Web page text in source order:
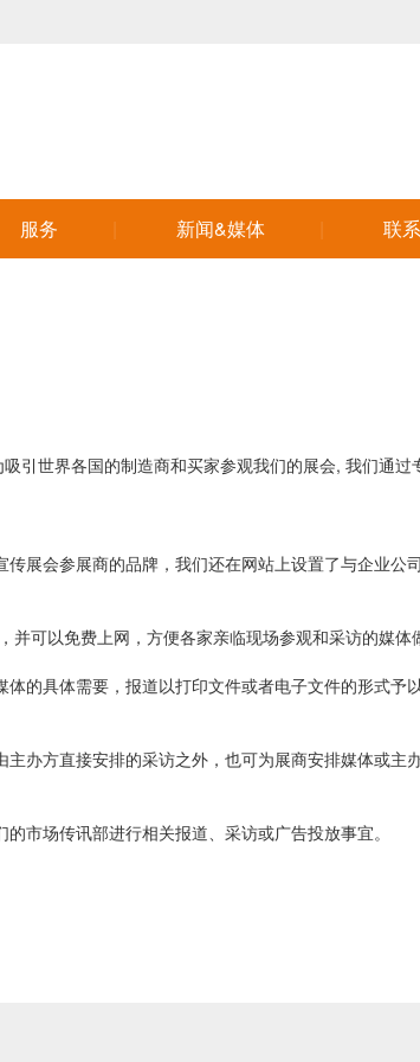
服务 新闻&媒体 联
引世界各国的制造商和买家参观我们的展会, 我们通
展会参展商的品牌，我们还在网站上设置了与企业公司
可以免费上网，方便各家亲临现场参观和采访的媒体
的具体需要，报道以打印文件或者电子文件的形式
办方直接安排的采访之外，也可为展商安排媒体或
市场传讯部进行相关报道、采访或广告投放事宜。